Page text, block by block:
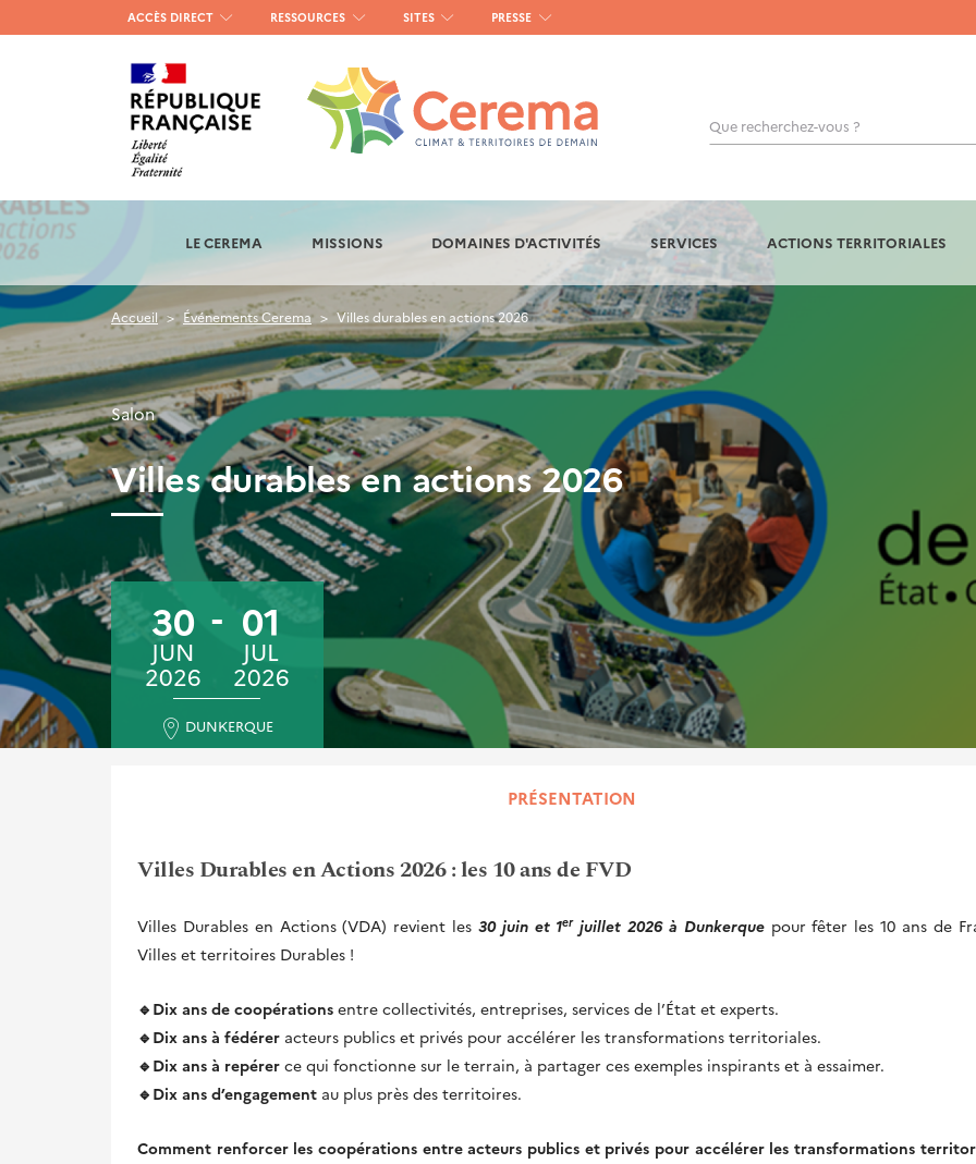
Menu
haut
gauche
ACCÈS DIRECT RESSOURCES SITES PRESSE
Que recherchez-vous ?
OK
LE CEREMA MISSIONS DOMAINES D'ACTIVITÉS SERVICES ACTIONS TERRITORIALES
Accueil Événements Cerema Villes durables en actions 2026
Salon
Villes durables en actions 2026
30
JUN
2026
01
JUL
2026
DUNKERQUE
PRÉSENTATION
Villes Durables en Actions 2026 : les 10 ans de FVD
Villes Durables en Actions (VDA) revient les 30 juin et 1erjuillet 2026 à Dunkerquepour fêter les 10 ans de
Villes et territoires Durables !
🔹Dix ans de coopérations entre collectivités, entreprises, services de l’État et experts.
🔹Dix ans à fédérer acteurs publics et privés pour accélérer les transformations territoriales.
🔹Dix ans à repérer ce qui fonctionne sur le terrain, à partager ces exemples inspirants et à essaimer.
🔹Dix ans d’engagement au plus près des territoires.
Comment renforcer les coopérations entre acteurs publics et privés pour accélérer les transformations